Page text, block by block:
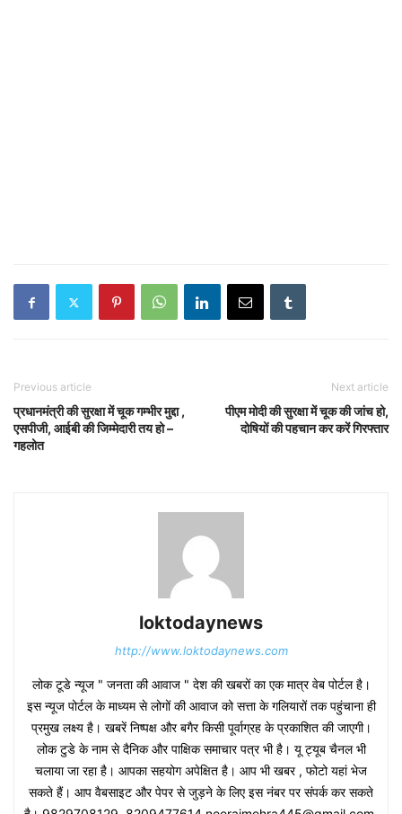
Previous article
प्रधानमंत्री की सुरक्षा में चूक गम्भीर मुद्दा ,
एसपीजी, आईबी की जिम्मेदारी तय हो –
गहलोत
Next article
पीएम मोदी की सुरक्षा में चूक की जांच हो,
दोषियों की पहचान कर करें गिरफ्तार
loktodaynews
http://www.loktodaynews.com
लोक टूडे न्यूज " जनता की आवाज " देश की खबरों का एक मात्र वेब पोर्टल है।
इस न्यूज पोर्टल के माध्यम से लोगों की आवाज को सत्ता के गलियारों तक पहुंचाना ही
प्रमुख लक्ष्य है। खबरें निष्पक्ष और बगैर किसी पूर्वाग्रह के प्रकाशित की जाएगी।
लोक टुडे के नाम से दैनिक और पाक्षिक समाचार पत्र भी है। यू ट्यूब चैनल भी
चलाया जा रहा है। आपका सहयोग अपेक्षित है। आप भी खबर , फोटो यहां भेज
सकते हैं। आप वैबसाइट और पेपर से जुड़ने के लिए इस नंबर पर संपर्क कर सकते